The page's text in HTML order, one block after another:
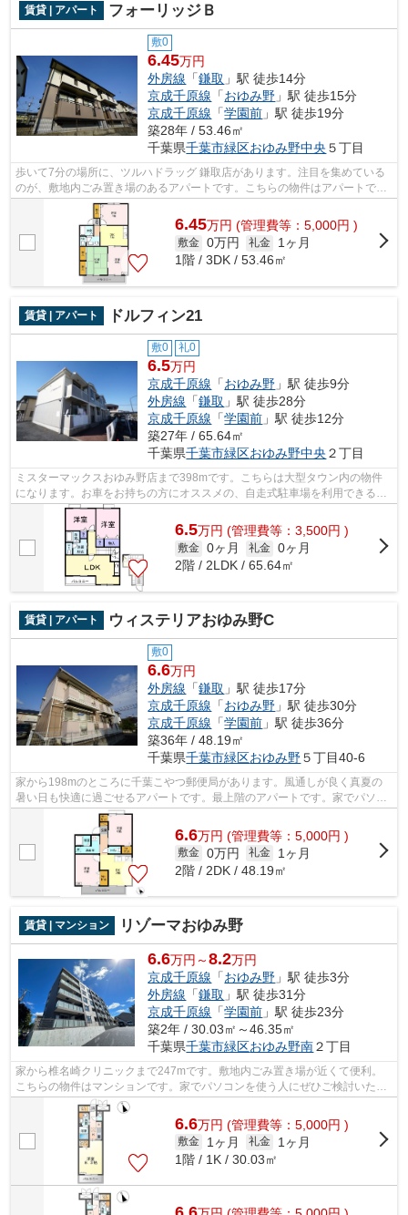
賃貸 | アパート フォーリッジＢ
敷0
6.45万円
外房線 「鎌取 」駅 徒歩14分
京成千原線 「おゆみ野 」駅 徒歩15分
京成千原線 「学園前 」駅 徒歩19分
築28年 / 53.46㎡
千葉県千葉市緑区おゆみ野中央 ５丁目
歩いて7分の場所に、ツルハドラッグ 鎌取店があります。注目を集めている
のが、敷地内ごみ置き場のあるアパートです。こちらの物件はアパートで
す。調べ物も買い物もパソコン一台で。...
6.45万円 (管理費等：5,000円 )
敷金 0万円 礼金
1ヶ月
1階 / 3DK / 53.46㎡
賃貸 | アパート ドルフィン21
敷0 礼0
6.5万円
京成千原線 「おゆみ野 」駅 徒歩9分
外房線 「鎌取 」駅 徒歩28分
京成千原線 「学園前 」駅 徒歩12分
築27年 / 65.64㎡
千葉県千葉市緑区おゆみ野中央 ２丁目
ミスターマックスおゆみ野店まで398mです。こちらは大型タウン内の物件
になります。お車をお持ちの方にオススメの、自走式駐車場を利用できる物
件です。株式会社ネイティブ・トラスト...
6.5万円 (管理費等：3,500円 )
敷金 0ヶ月 礼金 0ヶ月
2階 / 2LDK / 65.64㎡
賃貸 | アパート ウィステリアおゆみ野C
敷0
6.6万円
外房線 「鎌取 」駅 徒歩17分
京成千原線 「おゆみ野 」駅 徒歩30分
京成千原線 「学園前 」駅 徒歩36分
築36年 / 48.19㎡
千葉県千葉市緑区おゆみ野５丁目40-6
家から198mのところに千葉こやつ郵便局があります。風通しが良く真夏の
暑い日も快適に過ごせるアパートです。最上階のアパートです。家でパソコ
ンを使う人にぜひご検討いただきたいイ...
6.6万円 (管理費等：5,000円 )
敷金 0万円 礼金
1ヶ月
2階 / 2DK / 48.19㎡
賃貸 | マンション リゾーマおゆみ野
6.6万円～8.2万円
京成千原線 「おゆみ野 」駅 徒歩3分
外房線 「鎌取 」駅 徒歩31分
京成千原線 「学園前 」駅 徒歩23分
築2年 / 30.03㎡～46.35㎡
千葉県千葉市緑区おゆみ野南２丁目
家から椎名崎クリニックまで247mです。敷地内ごみ置き場が近くて便利。
こちらの物件はマンションです。家でパソコンを使う人にぜひご検討いただ
きたいインターネット有り物件です。気...
6.6万円 (管理費等：5,000円 )
敷金 1ヶ月 礼金
1ヶ月
1階 / 1K / 30.03㎡